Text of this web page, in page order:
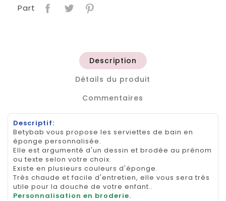
Part
Description
Détails du produit
Commentaires
Descriptif:
Betybab vous propose les serviettes de bain en
éponge personnalisée.
Elle est argumenté d'un dessin et brodée au prénom
ou texte selon votre choix.
Existe en plusieurs couleurs d'éponge.
Très chaude et facile d'entretien, elle vous sera très
utile pour la douche de votre enfant..
Personnalisation en broderie.